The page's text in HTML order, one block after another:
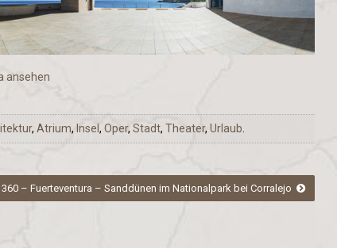
ansehen
,Atrium, Insel,Oper,Stadt,Theater,Urlaub
360 – Fuerteventura – Sanddünen im Nationalpark bei Corralejo